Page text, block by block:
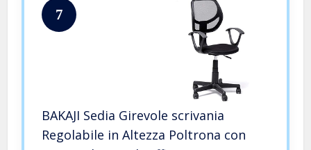
7
BAKAJI Sedia Girevole scrivania
Regolabile in Altezza Poltrona con